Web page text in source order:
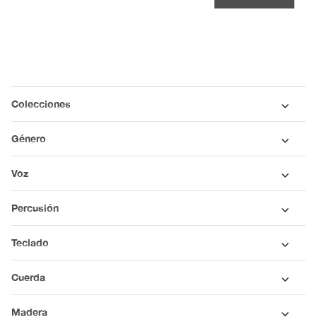
Colecciones
Género
Voz
Percusión
Teclado
Cuerda
Madera